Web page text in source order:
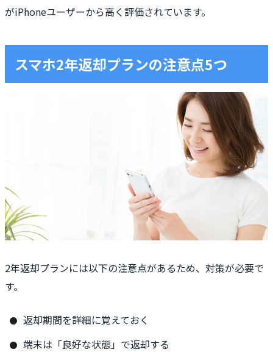
がiPhoneユーザーから高く評価されています。
スマホ2年返却プランの注意点5つ
2年返却プランには以下の注意点があるため、対策が必要で
す。
返却期間を詳細に覚えておく
端末は「良好な状態」で返却する